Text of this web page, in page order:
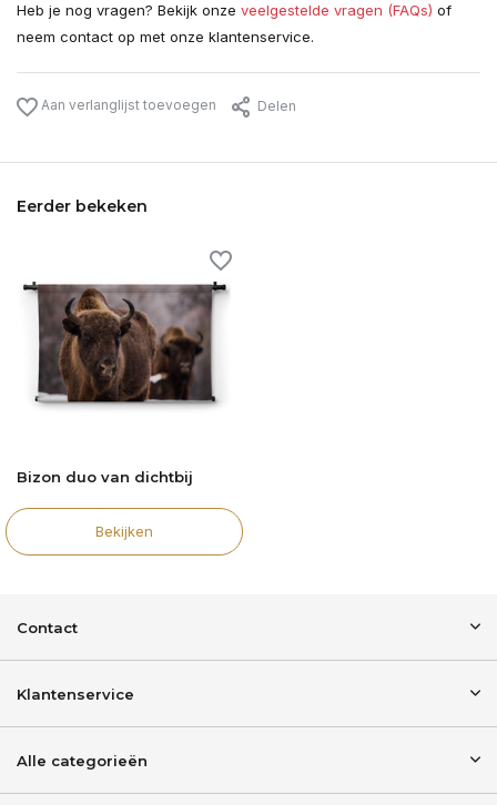
Heb je nog vragen? Bekijk onze veelgestelde vragen (FAQs) of
neem contact op met onze klantenservice.
Aan verlanglijst toevoegen Delen
Eerder bekeken
Bizon duo van dichtbij
Bekijken
Contact
Klantenservice
Alle categorieën